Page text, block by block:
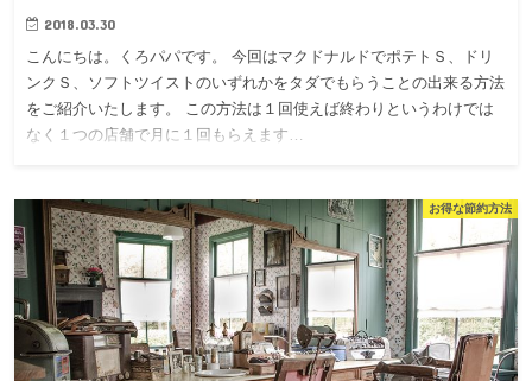
2018.03.30
こんにちは。くろパパです。 今回はマクドナルドでポテトＳ、ドリ
ンクＳ、ソフトツイストのいずれかをタダでもらうことの出来る方法
をご紹介いたします。 この方法は１回使えば終わりというわけでは
なく１つの店舗で月に１回もらえます…
お得な節約方法